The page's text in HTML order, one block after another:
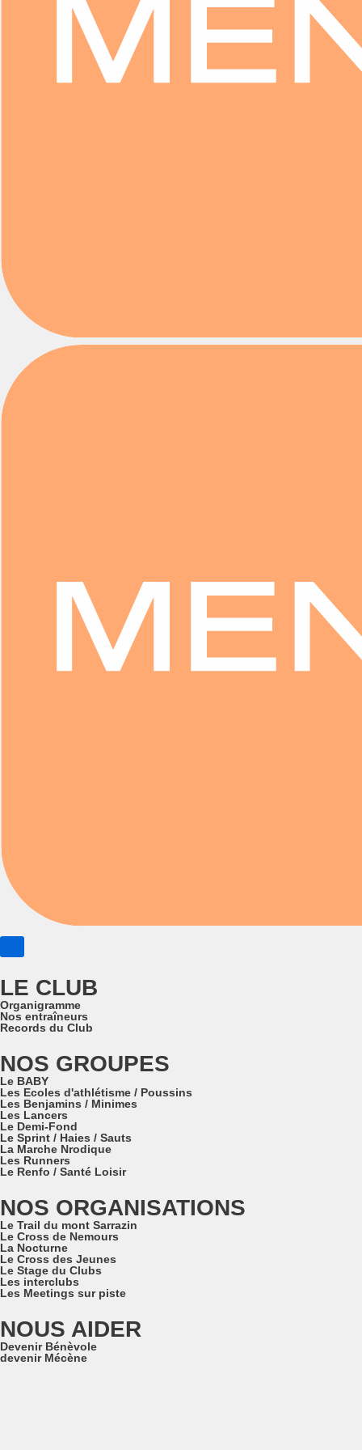
LE CLUB
Organigramme
Nos entraîneurs
Records du Club
NOS GROUPES
Le BABY
Les Ecoles d'athlétisme / Poussins
Les Benjamins / Minimes
Les Lancers
Le Demi-Fond
Le Sprint / Haies / Sauts
La Marche Nrodique
Les Runners
Le Renfo / Santé Loisir
NOS ORGANISATIONS
Le Trail du mont Sarrazin
Le Cross de Nemours
La Nocturne
Le Cross des Jeunes
Le Stage du Clubs
Les interclubs
Les Meetings sur piste
NOUS AIDER
Devenir Bénèvole
devenir Mécène